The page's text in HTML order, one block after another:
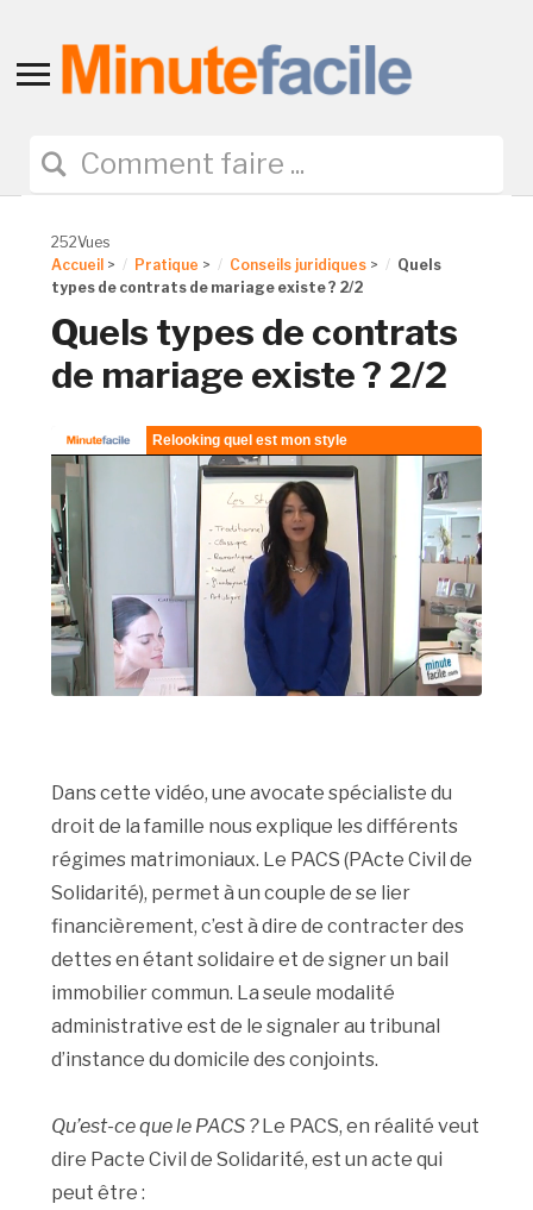
Toggle
navigation
252Vues
Accueil > Pratique > Conseils juridiques >
Quels
types de contrats de mariage existe ? 2/2
Quels types de contrats
de mariage existe ? 2/2
Dans cette vidéo, une avocate spécialiste du
droit de la famille nous explique les différents
régimes matrimoniaux. Le PACS (PActe Civil de
Solidarité), permet à un couple de se lier
financièrement, c’est à dire de contracter des
dettes en étant solidaire et de signer un bail
immobilier commun. La seule modalité
administrative est de le signaler au tribunal
d’instance du domicile des conjoints.
Qu’est-ce que le PACS ?Le PACS, en réalité veut
dire Pacte Civil de Solidarité, est un acte qui
peut être :